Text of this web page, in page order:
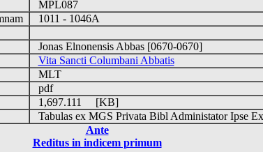
MPL087
1011 - 1046A
Jonas Elnonensis Abbas [0670-0670]
Vita Sancti Columbani Abbatis
MLT
pdf
1,697.111 [KB]
Tabulas ex MGS Privata Bibl Administator Ipse
Ante
Reditus in indicem primum